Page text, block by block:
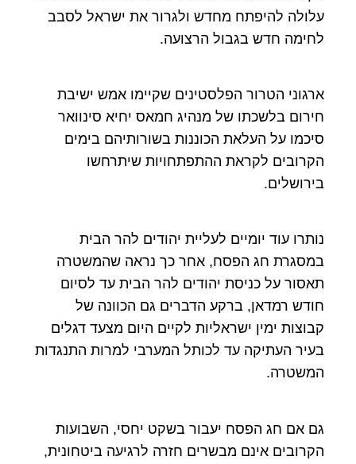
עלולה להיפתח מחדש ולגרור את ישראל לסבב
לחימה חדש בגבול הרצועה.
ארגוני הטרור הפלסטינים שקיימו אמש ישיבת
חירום בלשכתו של מנהיג חמאס יחיא סינוואר
סיכמו על העלאת הכוננות בשורותיהם בימים
הקרובים לקראת ההתפתחויות שיתרחשו
בירושלים.
נותרו עוד יומיים לעליית יהודים להר הבית
במסגרת חג הפסח, אחר כך נראה שהמשטרה
תאסור על כניסת יהודים להר הבית עד לסיום
חודש רמדאן, ברקע הדברים גם הכוונה של
קבוצות ימין ישראליות לקיים היום מצעד דגלים
בעיר העתיקה עד לכותל המערבי למרות התנגדות
המשטרה.
גם אם חג הפסח יעבור בשקט יחסי, השבועות
הקרובים אינם מבשרים חזרה לרגיעה ביטחונית,